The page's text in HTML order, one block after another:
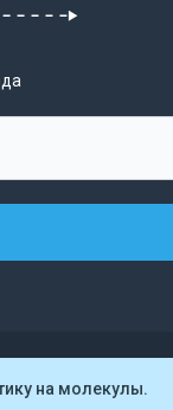
на молекулы.